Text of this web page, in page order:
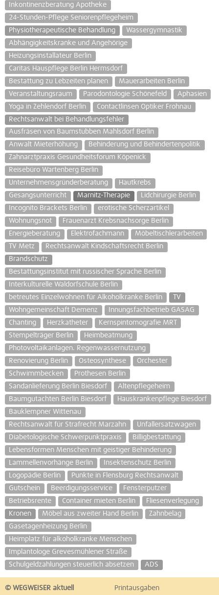
Inkontinenzberatung Apotheke
24-Stunden-Pflege Seniorenpflegeheim
Physiotherapeutische Behandlung
Wassergymnastik
Abhängigkeitskranke und Angehörige
Heizungsinstallateur Berlin
Caritas Hauspflege Berlin Hermsdorf
Bestattung zu Lebzeiten planen
Mauerarbeiten Berlin
Veranstaltungsraum
Parodontologie Schönefeld
Aphasien
Yoga in Zehlendorf Berlin
Contactlinsen Optiker Frohnau
Rechtsanwalt bei Behandlungsfehler
Ausfräsen von Baumstubben Mahlsdorf Berlin
Anwalt Mieterhöhung
Behinderung und Behindertenpolitik
Zahnarztpraxis Gesundheitsforum Köpenick
Reisebüro Wartenberg Berlin
Unternehmensgründerberatung
Hautkrebs
Gesangsunterricht
Marnitz-Therapie
Lidchirurgie Berlin
Incognito Brackets Berlin
erotische Scherzartikel
Wohnungsnot
Frauenarzt Krebsnachsorge Berlin
Energieberatung
Elektrofachmann
Möbeltischlerarbeiten
TV Metz
Rechtsanwalt Kindschaftsrecht Berlin
Brandschutz
Bestattungsinstitut mit russischer Sprache Berlin
Interkulturelle Waldorfschule Berlin
betreutes Einzelwohnen für Alkoholkranke Berlin
TV
Wohngemeinschaft Demenz
Innungsfachbetrieb GASAG
Chanting
Herzkatheter
Kernspintomografie MRT
Stempelträger Berlin
Heimbeatmung
Photovoltaikanlagen. Regenwassernutzung
Renovierung Berlin
Osteosynthese
Orchester
Schwimmbecken
Prothesen Berlin
Sandanlieferung Berlin Biesdorf
Altenpflegeheim
Baumgutachten Berlin Biesdorf
Hauskrankenpflege Biesdorf
Bauklempner Wittenau
Rechtsanwalt für Strafrecht Marzahn
Unfallersatzwagen
Diabetologische Schwerpunktpraxis
Billigbestattung
Lebensformen Menschen mit geistiger Behinderung
Lammellenvorhänge Berlin
Insektenschutz Berlin
Logopädie Berlin
Punkte in Flensburg Rechtsanwalt
Gutschein
Beerdigungsservice
Fensterputzer
Betriebsrente
Container mieten Berlin
Fliesenverlegung
Kronen
Möbel aus zweiter Hand Berlin
Zahnbelag
Gasetagenheizung Berlin
Heimplatz für alkoholkranke Menschen
Implantologe Grevesmühlener Straße
Schulgeldzahlungen steuerlich absetzen
ADS
© WEGWEISER aktuell Printausgaben